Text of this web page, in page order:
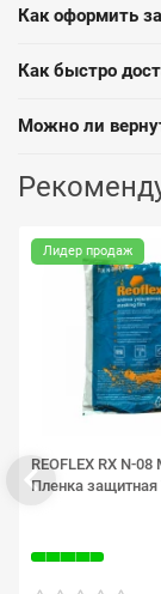
Как оформить
Как быстро
Можно ли
Лидер продаж
REOFLEX RX N-
Пленка